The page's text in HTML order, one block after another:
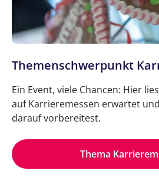
Themenschwerpunkt
Ein Event, viele Chancen: Hier
auf Karrieremessen erwartet
darauf vorbereitest.
Thema